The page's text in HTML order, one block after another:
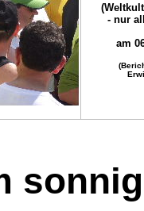
- nur
am